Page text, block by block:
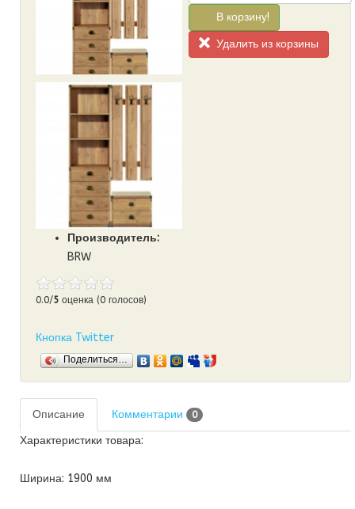
Производитель:
BRW
0.0/5 оценка (0 голосов)
В корзину!
Удалить из корзины
Кнопка Twitter
Поделиться…
Описание Комментарии 0
Характеристики товара:
Ширина: 1900 мм